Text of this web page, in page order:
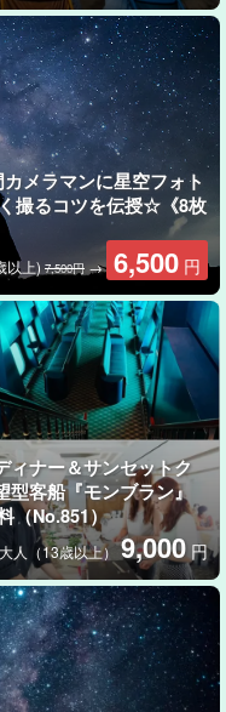
に大興奮！
態系が広がっていま
クワクする場所へご案内
と詳しくはページ下部
メラマンに星空フォト
撮るコツを伝授☆《8枚
以上) 7,500円 → 6,500 円
ィナー＆サンセットク
客船『モンブラン』
（No.851）
大人（13歳以上）9,000 円